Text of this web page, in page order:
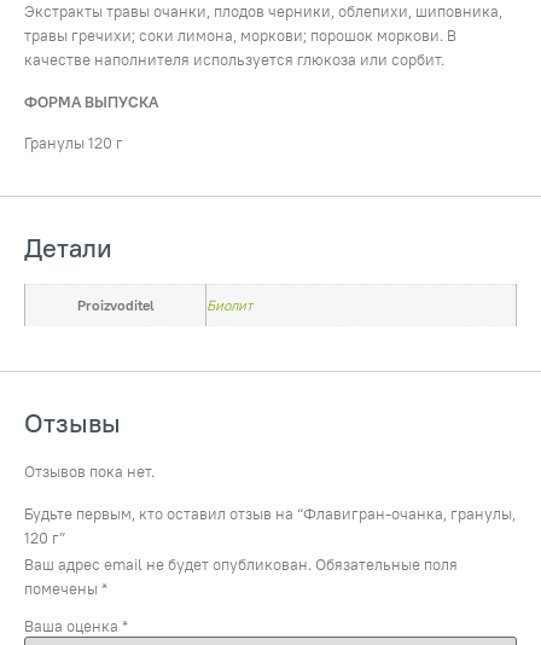
Экстракты травы очанки, плодов черники, облепихи, шиповника,
травы гречихи; соки лимона, моркови; порошок моркови. В
качестве наполнителя используется глюкоза или сорбит.
ФОРМА ВЫПУСКА
Гранулы 120 г
Детали
Proizvoditel Биолит
Отзывы
Отзывов пока нет.
Будьте первым, кто оставил отзыв на “Флавигран-очанка, гранулы,
120 г”
Ваш адрес email не будет опубликован. Обязательные поля
помечены *
Ваша оценка *